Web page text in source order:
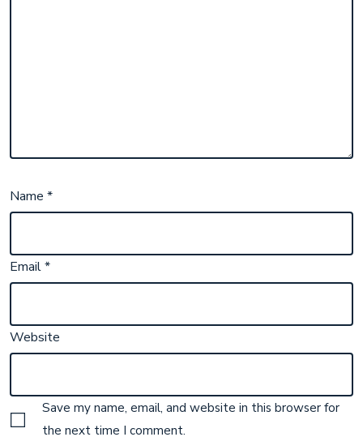
Name*
Email*
Website
Save my name, email, and website in this browser for
the next time I comment.